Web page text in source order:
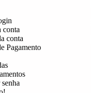
conta
conta
Pagamento